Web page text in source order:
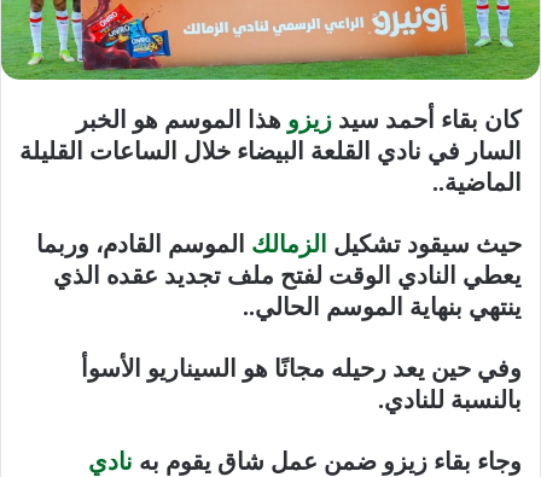
كان بقاء أحمد سيد زيزو هذا الموسم هو الخبر
السار في نادي القلعة البيضاء خلال الساعات القليلة
الماضية..
حيث سيقود تشكيل الزمالك الموسم القادم، وربما
يعطي النادي الوقت لفتح ملف تجديد عقده الذي
ينتهي بنهاية الموسم الحالي..
وفي حين يعد رحيله مجانًا هو السيناريو الأسوأ
بالنسبة للنادي.
وجاء بقاء زيزو ضمن عمل شاق يقوم به نادي